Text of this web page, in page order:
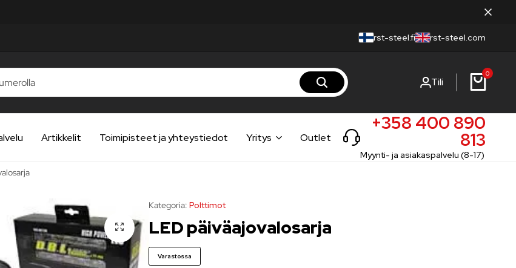
rst-steel.fi rst-steel.com
Tili
0
Artikkelit Toimipisteet ja yhteystiedot Yritys Outlet
+358 400 890
813
Myynti- ja asiakaspalvelu (8-17)
Kategoria: Polttimot
LED päiväajovalosarja
Varastossa